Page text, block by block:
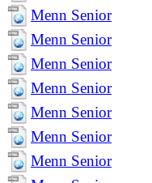
Menn Senior
Menn Senior
Menn Senior
Menn Senior
Menn Senior
Menn Senior
Menn Senior